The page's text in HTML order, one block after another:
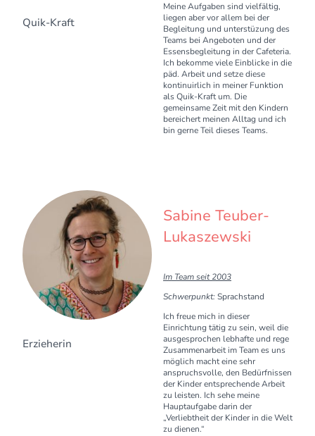
Quik-Kraft
Meine Aufgaben sind vielfältig,
liegen aber vor allem bei der
Begleitung und unterstüzung des
Teams bei Angeboten und der
Essensbegleitung in der Cafeteria.
Ich bekomme viele Einblicke in die
päd. Arbeit und setze diese
kontinuirlich in meiner Funktion
als Quik-Kraft um. Die
gemeinsame Zeit mit den Kindern
bereichert meinen Alltag und ich
bin gerne Teil dieses Teams.
Erzieherin
Sabine Teuber-
Lukaszewski
Im Team seit 2003
Schwerpunkt:Sprachstand
Ich freue mich in dieser
Einrichtung tätig zu sein, weil die
ausgesprochen lebhafte und rege
Zusammenarbeit im Team es uns
möglich macht eine sehr
anspruchsvolle, den Bedürfnissen
der Kinder entsprechende Arbeit
zu leisten. Ich sehe meine
Hauptaufgabe darin der
„Verliebtheit der Kinder in die Welt
zu dienen.“